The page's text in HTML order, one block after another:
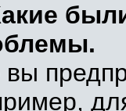
вы